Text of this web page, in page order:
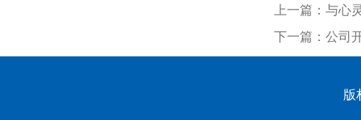
上一篇： 与心
下一篇： 公司
版